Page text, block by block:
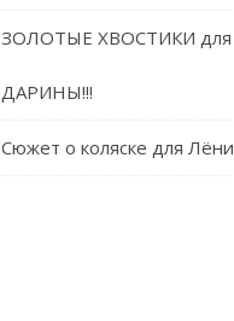
ЗОЛОТЫЕ ХВОСТИКИ для
ДАРИНЫ!!!
Сюжет о коляске для Лёни